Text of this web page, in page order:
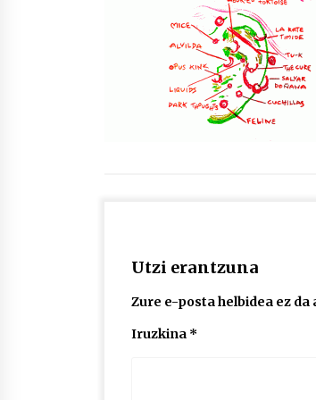
protagonista
2026/07/16
POTTO: San
saioa
2026/07/09
Utzi erantzuna
Zure e-posta helbidea ez
Iruzkina *